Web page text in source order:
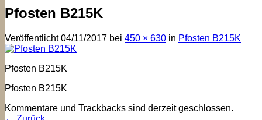
Pfosten B215K
Veröffentlicht04/11/2017 bei 450 × 630 in Pfosten B215K
Pfosten B215K
Pfosten B215K
Kommentare und Trackbacks sind derzeit geschlossen.